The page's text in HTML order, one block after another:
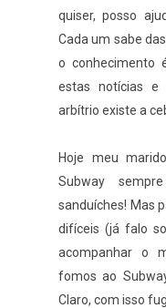
quiser, posso
Cada um sabe
o conhecimento
estas notícias e
arbítrio existe a
Hoje meu
Subway
sanduíches! Mas
difíceis (já falo
acompanhar o
fomos ao
Claro, com isso